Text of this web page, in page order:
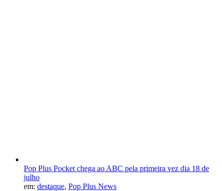
Pop Plus Pocket chega ao ABC pela primeira vez dia 18 de
julho
em: destaque, Pop Plus News